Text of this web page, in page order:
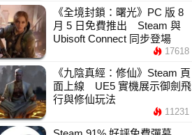
《全境封鎖：曙光》PC 版 8
月 5 日免費推出 Steam 與
Ubisoft Connect 同步登場
17618
《九陰真經：修仙》Steam 頁
面上線 UE5 實機展示御劍飛
行與修仙玩法
11231